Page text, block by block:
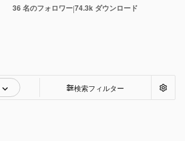
36 名のフォロワー|74.3k ダウンロード
検索フィルター